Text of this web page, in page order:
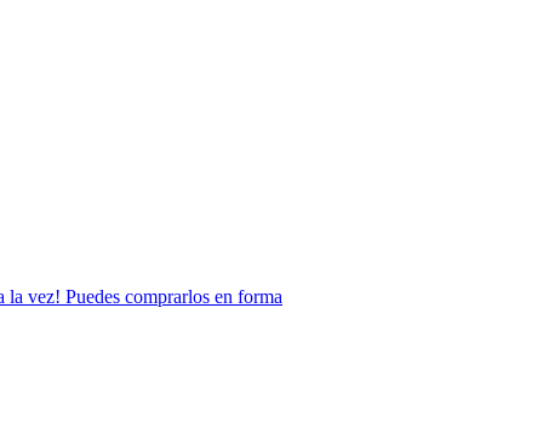
vez! Puedes comprarlos en forma